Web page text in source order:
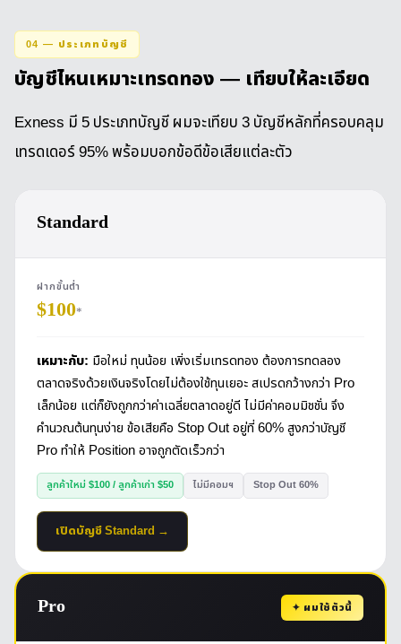
04 — ประเภทบัญชี
บัญชีไหนเหมาะเทรดทอง — เทียบให้ละเอียด
Exness มี 5 ประเภทบัญชี ผมจะเทียบ 3 บัญชีหลักที่ครอบคลุม
เทรดเดอร์ 95% พร้อมบอกข้อดีข้อเสียแต่ละตัว
Standard
ฝากขั้นต่ำ
$100*
เหมาะกับ: มือใหม่ ทุนน้อย เพิ่งเริ่มเทรดทอง ต้องการทดลอง
ตลาดจริงด้วยเงินจริงโดยไม่ต้องใช้ทุนเยอะ สเปรดกว้างกว่า Pro
เล็กน้อย แต่ก็ยังถูกกว่าค่าเฉลี่ยตลาดอยู่ดี ไม่มีค่าคอมมิชชั่น จึง
คำนวณต้นทุนง่าย ข้อเสียคือ Stop Out อยู่ที่ 60% สูงกว่าบัญชี
Pro ทำให้ Position อาจถูกตัดเร็วกว่า
ลูกค้าใหม่ $100 / ลูกค้าเก่า $50 ไม่มีคอมฯ Stop Out 60%
เปิดบัญชี Standard →
Pro ✦ ผมใช้ตัวนี้